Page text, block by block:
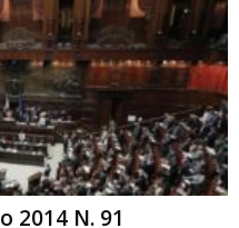
2014 N. 91